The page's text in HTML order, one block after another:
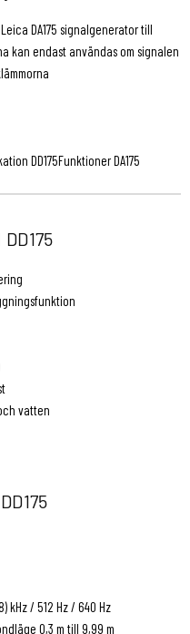
DA175 signalgenerator till
kan endast användas om signalen
DD175Funktioner DA175
vatten
kHz / 512 Hz / 640 Hz
0,3 m till 9,99 m